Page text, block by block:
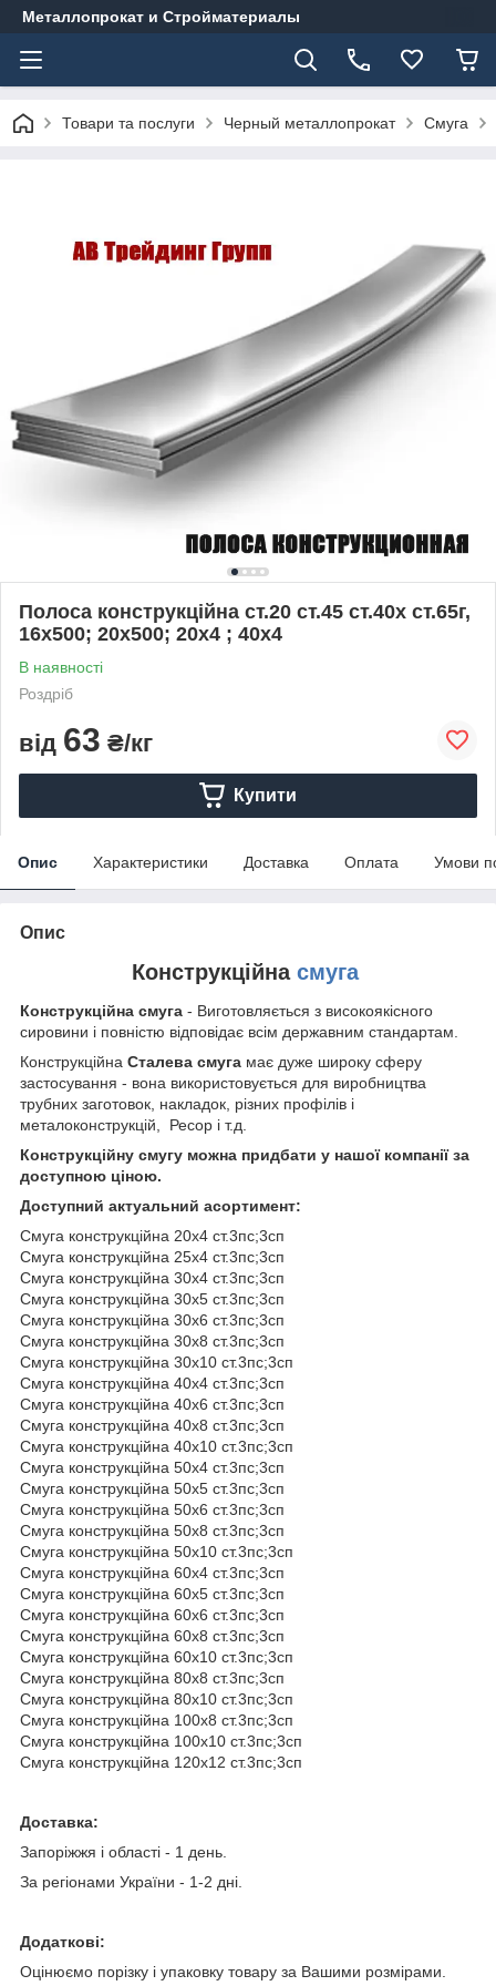
Металлопрокат и Стройматериалы
Товари та послуги Черный металлопрокат Смуга
Полоса конструкційна ст.20 ст.45 ст.40х ст.65г,
16х500; 20x500; 20х4 ; 40x4
В наявності
Роздріб
від 63 ₴/кг
Купити
Опис Характеристики Доставка Оплата Умови
Опис
Конструкційна смуга
Конструкційна смуга - Виготовляється з високоякісного
сировини і повністю відповідає всім державним стандартам.
Конструкційна Сталева смуга має дуже широку сферу
застосування - вона використовується для виробництва
трубних заготовок, накладок, різних профілів і
металоконструкцій,
Ресор і т.д.
Конструкційну смугу можна придбати у нашої компанії за
доступною ціною.
Доступний актуальний асортимент:
Смуга конструкційна 20x4 ст.3пс;3сп
Смуга конструкційна 25x4 ст.3пс;3сп
Смуга конструкційна 30x4 ст.3пс;3сп
Смуга конструкційна 30x5 ст.3пс;3сп
Смуга конструкційна 30x6 ст.3пс;3сп
Смуга конструкційна 30x8 ст.3пс;3сп
Смуга конструкційна 30x10 ст.3пс;3сп
Смуга конструкційна 40x4 ст.3пс;3сп
Смуга конструкційна 40x6 ст.3пс;3сп
Смуга конструкційна 40x8 ст.3пс;3сп
Смуга конструкційна 40x10 ст.3пс;3сп
Смуга конструкційна 50х4 ст.3пс;3сп
Смуга конструкційна 50х5 ст.3пс;3сп
Смуга конструкційна 50х6 ст.3пс;3сп
Смуга конструкційна 50х8 ст.3пс;3сп
Смуга конструкційна 50х10 ст.3пс;3сп
Смуга конструкційна 60x4 ст.3пс;3сп
Смуга конструкційна 60x5 ст.3пс;3сп
Смуга конструкційна 60x6 ст.3пс;3сп
Смуга конструкційна 60x8 ст.3пс;3сп
Смуга конструкційна 60x10 ст.3пс;3сп
Смуга конструкційна 80х8 ст.3пс;3сп
Смуга конструкційна 80х10 ст.3пс;3сп
Смуга конструкційна 100x8 ст.3пс;3сп
Смуга конструкційна 100х10 ст.3пс;3сп
Смуга конструкційна 120x12 ст.3пс;3сп
Доставка:
Запоріжжя і області - 1 день.
За регіонами України - 1-2 дні.
Додаткові:
Оцінюємо порізку і упаковку товару за Вашими розмірами.